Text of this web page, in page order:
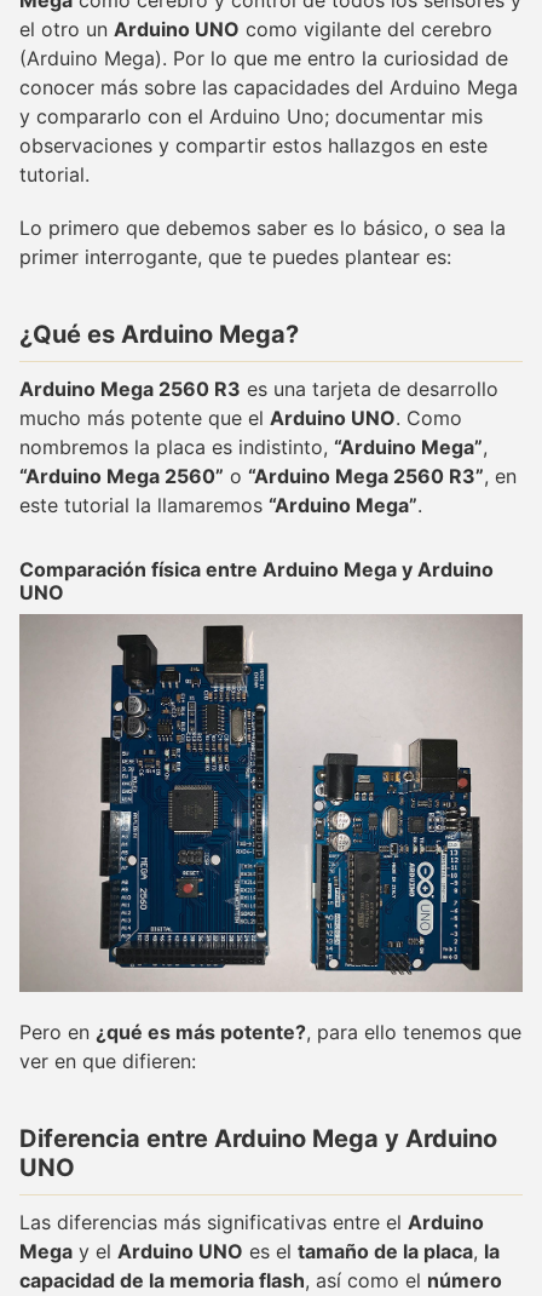
el otro un Arduino UNO como vigilante del cerebro
(Arduino Mega). Por lo que me entro la curiosidad de
conocer más sobre las capacidades del Arduino Mega
y compararlo con el Arduino Uno; documentar mis
observaciones y compartir estos hallazgos en este
tutorial.
Lo primero que debemos saber es lo básico, o sea la
primer interrogante, que te puedes plantear es:
¿Qué es Arduino Mega?
Arduino Mega 2560 R3 es una tarjeta de desarrollo
mucho más potente que el Arduino UNO. Como
nombremos la placa es indistinto, “Arduino Mega”,
“Arduino Mega 2560” o “Arduino Mega 2560 R3”, en
este tutorial la llamaremos “Arduino Mega”.
Comparación física entre Arduino Mega y Arduino
UNO
Pero en ¿qué es más potente?, para ello tenemos que
ver en que difieren:
Diferencia entre Arduino Mega y Arduino
UNO
Las diferencias más significativas entre el Arduino
Mega y el Arduino UNO es el tamaño de la placa, la
capacidad de la memoria flash, así como el número